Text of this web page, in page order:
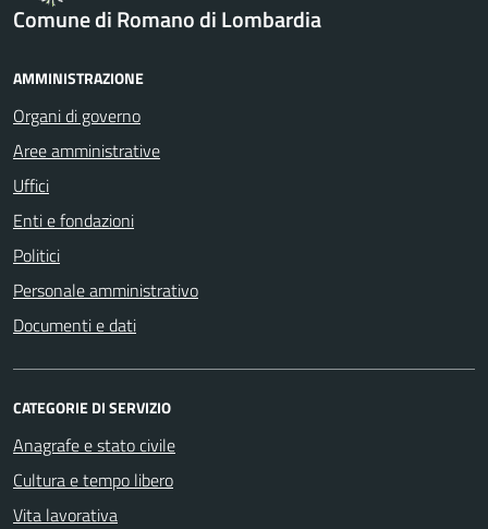
Comune di Romano di Lombardia
AMMINISTRAZIONE
Organi di governo
Aree amministrative
Uffici
Enti e fondazioni
Politici
Personale amministrativo
Documenti e dati
CATEGORIE DI SERVIZIO
Anagrafe e stato civile
Cultura e tempo libero
Vita lavorativa